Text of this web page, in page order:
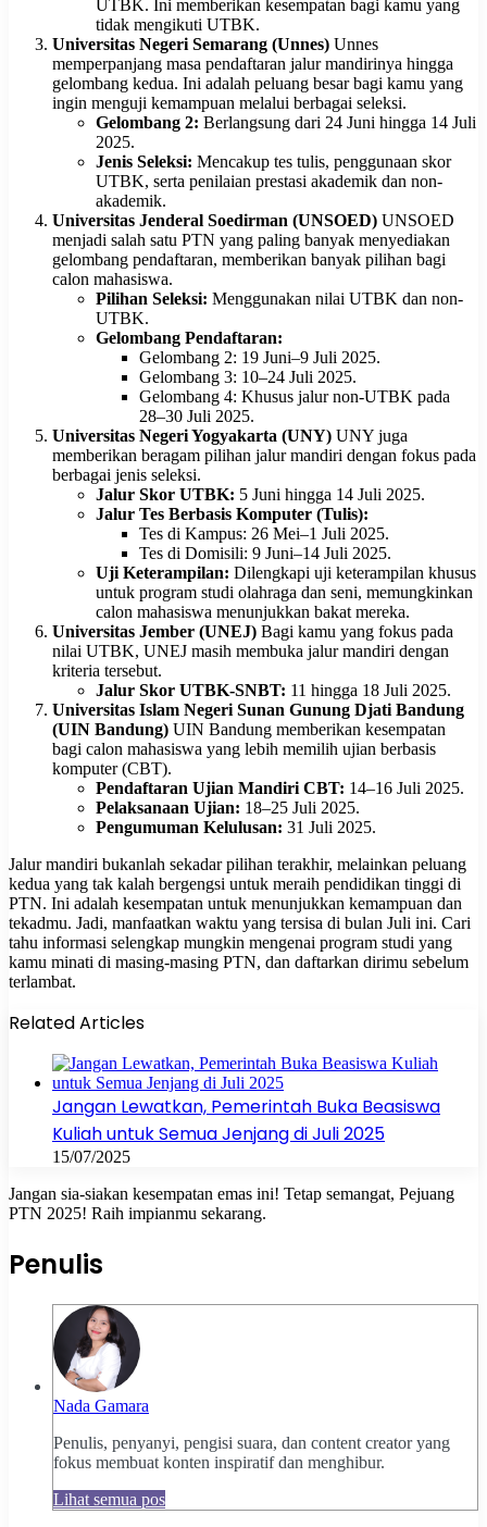
UTBK. Ini memberikan kesempatan bagi kamu yang
tidak mengikuti UTBK.
Universitas Negeri Semarang (Unnes) Unnes
memperpanjang masa pendaftaran jalur mandirinya hingga
gelombang kedua. Ini adalah peluang besar bagi kamu yang
ingin menguji kemampuan melalui berbagai seleksi.
Gelombang 2: Berlangsung dari 24 Juni hingga 14 Juli
2025.
Jenis Seleksi: Mencakup tes tulis, penggunaan skor
UTBK, serta penilaian prestasi akademik dan non-
akademik.
Universitas Jenderal Soedirman (UNSOED) UNSOED
menjadi salah satu PTN yang paling banyak menyediakan
gelombang pendaftaran, memberikan banyak pilihan bagi
calon mahasiswa.
Pilihan Seleksi: Menggunakan nilai UTBK dan non-
UTBK.
Gelombang Pendaftaran:
Gelombang 2: 19 Juni–9 Juli 2025.
Gelombang 3: 10–24 Juli 2025.
Gelombang 4: Khusus jalur non-UTBK pada
28–30 Juli 2025.
Universitas Negeri Yogyakarta (UNY) UNY juga
memberikan beragam pilihan jalur mandiri dengan fokus pada
berbagai jenis seleksi.
Jalur Skor UTBK: 5 Juni hingga 14 Juli 2025.
Jalur Tes Berbasis Komputer (Tulis):
Tes di Kampus: 26 Mei–1 Juli 2025.
Tes di Domisili: 9 Juni–14 Juli 2025.
Uji Keterampilan: Dilengkapi uji keterampilan khusus
untuk program studi olahraga dan seni, memungkinkan
calon mahasiswa menunjukkan bakat mereka.
Universitas Jember (UNEJ) Bagi kamu yang fokus pada
nilai UTBK, UNEJ masih membuka jalur mandiri dengan
kriteria tersebut.
Jalur Skor UTBK-SNBT: 11 hingga 18 Juli 2025.
Universitas Islam Negeri Sunan Gunung Djati Bandung
(UIN Bandung) UIN Bandung memberikan kesempatan
bagi calon mahasiswa yang lebih memilih ujian berbasis
komputer (CBT).
Pendaftaran Ujian Mandiri CBT: 14–16 Juli 2025.
Pelaksanaan Ujian: 18–25 Juli 2025.
Pengumuman Kelulusan: 31 Juli 2025.
Jalur mandiri bukanlah sekadar pilihan terakhir, melainkan peluang
kedua yang tak kalah bergengsi untuk meraih pendidikan tinggi di
PTN. Ini adalah kesempatan untuk menunjukkan kemampuan dan
tekadmu. Jadi, manfaatkan waktu yang tersisa di bulan Juli ini. Cari
tahu informasi selengkap mungkin mengenai program studi yang
kamu minati di masing-masing PTN, dan daftarkan dirimu sebelum
terlambat.
Related Articles
Jangan Lewatkan, Pemerintah Buka Beasiswa
Kuliah untuk Semua Jenjang di Juli 2025
15/07/2025
Jangan sia-siakan kesempatan emas ini! Tetap semangat, Pejuang
PTN 2025! Raih impianmu sekarang.
Penulis
Nada Gamara
Penulis, penyanyi, pengisi suara, dan content creator yang
fokus membuat konten inspiratif dan menghibur.
Lihat semua pos